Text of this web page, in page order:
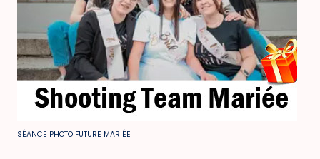
SÉANCE PHOTO FUTURE MARIÉE